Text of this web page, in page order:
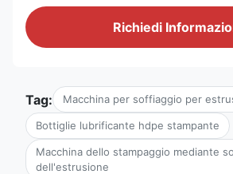
Richiedi
Tag: Macchina per soffiaggio per
Bottiglie lubrificante hdpe stampante
Macchina dello stampaggio mediante
dell'estrusione